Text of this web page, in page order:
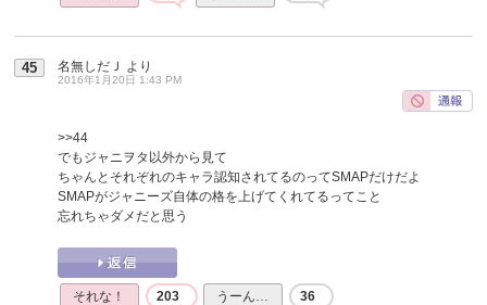
45 名無しだＪ より
2016年1月20日 1:43 PM
>>44
でもジャニヲタ以外から見て
ちゃんとそれぞれのキャラ認知されてるのってSMAPだけだよ
SMAPがジャニーズ自体の格を上げてくれてるってこと
忘れちゃダメだと思う
それな！ 203 うーん… 36